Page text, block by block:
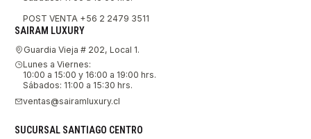
POST VENTA +56 2 2479 3511
SAIRAM LUXURY
Guardia Vieja # 202, Local 1.
Lunes a Viernes:
10:00 a 15:00 y 16:00 a 19:00 hrs.
Sábados: 11:00 a 15:30 hrs.
ventas@sairamluxury.cl
SUCURSAL SANTIAGO CENTRO